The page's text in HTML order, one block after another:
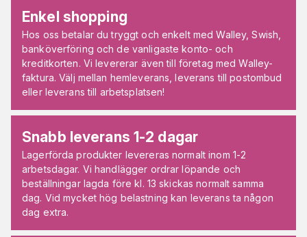
Enkel shopping
Hos oss betalar du tryggt och enkelt med Walley, Swish,
banköverföring och de vanligaste konto- och
kreditkorten. Vi levererar även till företag med Walley-
faktura. Välj mellan hemleverans, leverans till postombud
eller leverans till arbetsplatsen!
Snabb leverans 1-2 dagar
Lagerförda produkter levereras normalt inom 1-2
arbetsdagar. Vi handlägger ordrar löpande och
beställningar lagda före kl. 13 skickas normalt samma
dag. Vid mycket hög belastning kan leverans ta någon
dag extra.